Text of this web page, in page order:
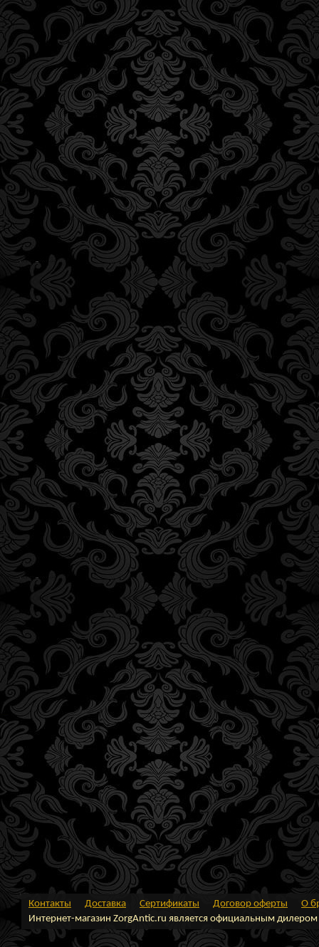
Контакты Доставка Сертификаты Договор оферты
О
Интернет-магазин ZorgAntic.ru является официальным